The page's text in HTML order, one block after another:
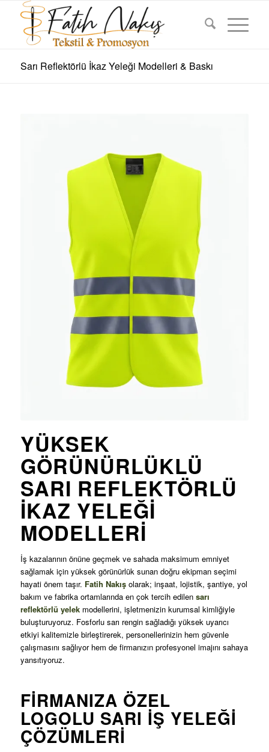
Sarı Reflektörlü İkaz Yeleği Modelleri & Baskı
YÜKSEK
GÖRÜNÜRLÜKLÜ
SARI REFLEKTÖRLÜ
İKAZ YELEĞI
MODELLERI
İş kazalarının önüne geçmek ve sahada maksimum emniyet
sağlamak için yüksek görünürlük sunan doğru ekipman seçimi
hayati önem taşır. Fatih Nakışolarak; inşaat, lojistik, şantiye, yol
bakım ve fabrika ortamlarında en çok tercih edilen sarı
reflektörlü yelekmodellerini, işletmenizin kurumsal kimliğiyle
buluşturuyoruz. Fosforlu sarı rengin sağladığı yüksek uyarıcı
etkiyi kalitemizle birleştirerek, personellerinizin hem güvenle
çalışmasını sağlıyor hem de firmanızın profesyonel imajını sahaya
yansıtıyoruz.
FIRMANIZA ÖZEL
LOGOLU SARI İŞ YELEĞI
ÇÖZÜMLERI